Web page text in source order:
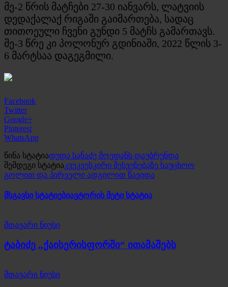
მე-2 წრის მატჩები 27-30 იანვარს, ლატვიის
დედაქალაქ რიგაში გაიმართება, სადაც
თითოეული ჩვენი გუნდი 5 მატჩს გამართავს.
მე-3 წრე კი პოლონურ გდინიაში, 2022 წლის 3-
6 მარტსაა დაგეგმილი.
Facebook
Twitter
Google+
Pinterest
WhatsApp
წინა სტატიადუდა სანაძე მოედანს დაუბრუნდა
შემდეგი სტატიაკვეკვესკირი შესვენებაზე საუცხოო
გოლით და პირველი ადგილით წავიდა
მსგავსი სტატიებიავტორის მეტი სტატია
მთავარი ნიუსი
ტაბიძე „ქაისერისფორში“ ითამაშებს
მთავარი ნიუსი